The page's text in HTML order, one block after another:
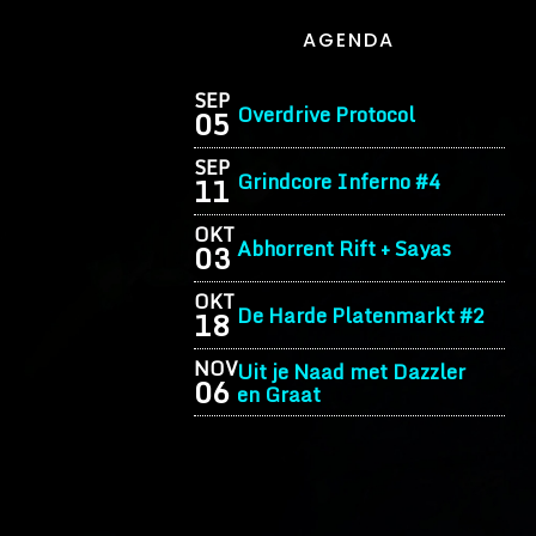
AGENDA
SEP
05 Overdrive Protocol
SEP
11 Grindcore Inferno #4
OKT
03 Abhorrent Rift + Sayas
OKT
18 De Harde Platenmarkt #2
NOV
06 Uit je Naad met Dazzler
en Graat